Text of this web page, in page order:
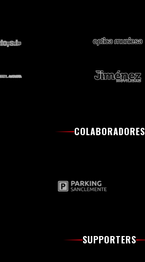
COLABORADORES
SUPPORTERS